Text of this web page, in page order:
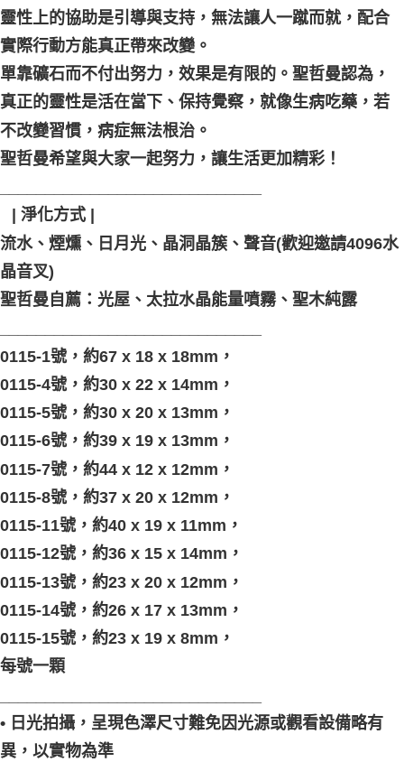
靈性上的協助是引導與支持，無法讓人一蹴而就，配合
實際行動方能真正帶來改變。
單靠礦石而不付出努力，效果是有限的。聖哲曼認為，
真正的靈性是活在當下、保持覺察，就像生病吃藥，若
不改變習慣，病症無法根治。
聖哲曼希望與大家一起努力，讓生活更加精彩！
⠀| 淨化方式 |
流水、煙燻、日月光、晶洞晶簇、聲音(歡迎邀請4096水
晶音叉)
聖哲曼自薦：光屋、太拉水晶能量噴霧、聖木純露
0115-1號，約67 x 18 x 18mm ，
0115-4號，約30 x 22 x 14mm，
0115-5號，約30 x 20 x 13mm，
0115-6號，約39 x 19 x 13mm，
0115-7號，約44 x 12 x 12mm，
0115-8號，約37 x 20 x 12mm，
0115-11號，約40 x 19 x 11mm，
0115-12號，約36 x 15 x 14mm，
0115-13號，約23 x 20 x 12mm，
0115-14號，約26 x 17 x 13mm，
0115-15號，約23 x 19 x 8mm，
每號一顆
• 日光拍攝，呈現色澤尺寸難免因光源或觀看設備略有
異，以實物為準